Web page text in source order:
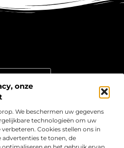
onze
We beschermen uw gegevens
technologieën om uw
Cookies stellen ons in
advertenties te tonen, de
inzichten en inspiratie “
content, slimme tips